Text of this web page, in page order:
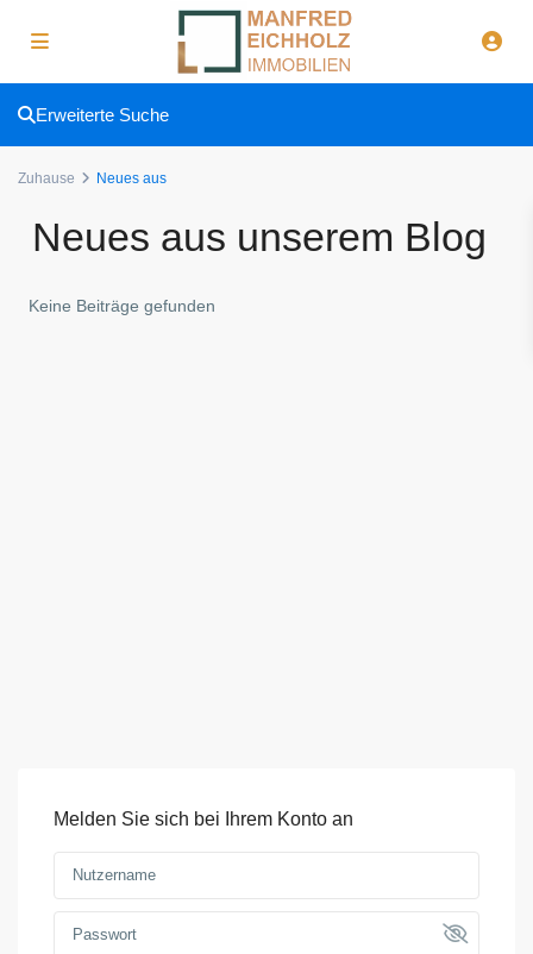
Erweiterte Suche
Zuhause Neues aus
Neues aus unserem Blog
Keine Beiträge gefunden
Melden Sie sich bei Ihrem Konto an